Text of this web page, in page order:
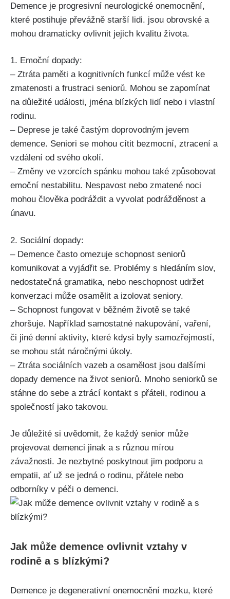
Demence je progresivní neurologické onemocnění,
které postihuje převážně starší lidi. jsou obrovské a
mohou dramaticky ovlivnit jejich kvalitu života.
1. Emoční dopady:
– Ztráta paměti a kognitivních funkcí může vést ke
zmatenosti a frustraci seniorů. Mohou se zapomínat
na důležité události, jména blízkých lidí nebo i vlastní
rodinu.
– Deprese je také častým doprovodným jevem
demence. Seniori se mohou cítit bezmocní, ztracení a
vzdálení od svého okolí.
– Změny ve vzorcích spánku mohou také způsobovat
emoční nestabilitu. Nespavost nebo zmatené noci
mohou člověka podráždit a vyvolat podrážděnost a
únavu.
2. Sociální dopady:
– Demence často omezuje schopnost seniorů
komunikovat a vyjádřit se. Problémy s hledáním slov,
nedostatečná gramatika, nebo neschopnost udržet
konverzaci může osamělit a izolovat seniory.
– Schopnost fungovat v běžném životě se také
zhoršuje. Například samostatné nakupování, vaření,
či jiné denní aktivity, které kdysi byly samozřejmostí,
se mohou stát náročnými úkoly.
– Ztráta sociálních vazeb a osamělost jsou dalšími
dopady demence na život seniorů. Mnoho seniorků se
stáhne do sebe a ztrácí kontakt s přáteli, rodinou a
společností jako takovou.
Je důležité si uvědomit, že každý senior může
projevovat demenci jinak a s různou mírou
závažnosti. Je nezbytné poskytnout jim podporu a
empatii, ať už se jedná o rodinu, přátele nebo
odborníky v péči o demenci.
Jak může demence ovlivnit vztahy v
rodině a s blízkými?
Demence je degenerativní onemocnění mozku, které